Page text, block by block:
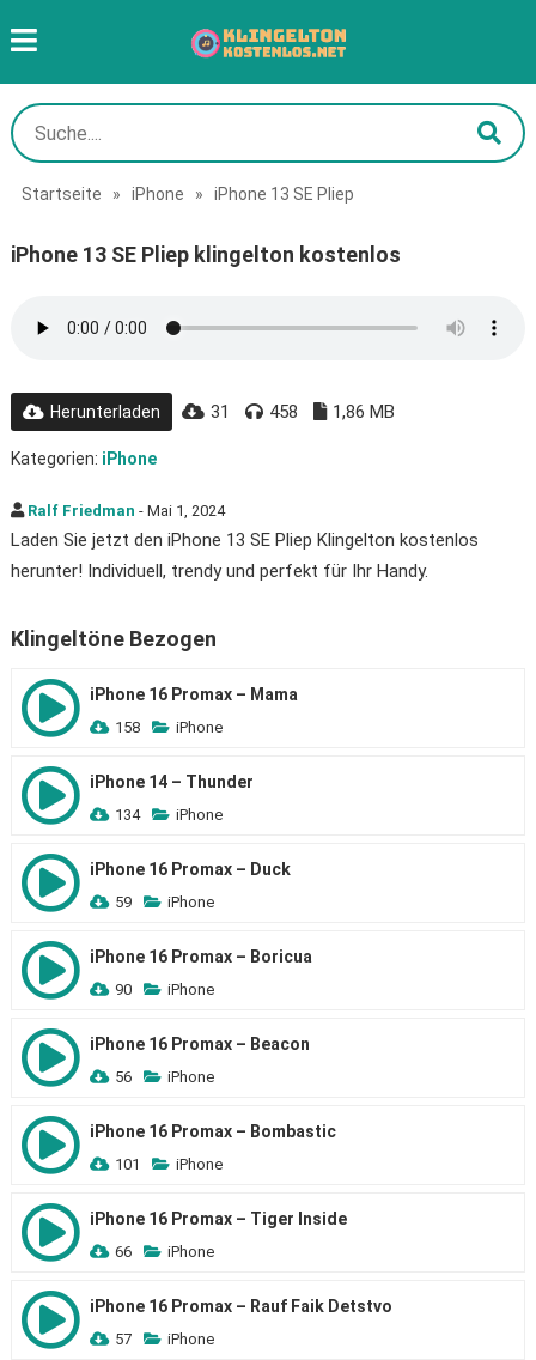
Startseite » iPhone » iPhone 13 SE Pliep
iPhone 13 SE Pliep klingelton kostenlos
Herunterladen 31 458 1,86 MB
Kategorien: iPhone
Ralf Friedman - Mai 1, 2024
Laden Sie jetzt den iPhone 13 SE Pliep Klingelton kostenlos
herunter! Individuell, trendy und perfekt für Ihr Handy.
Klingeltöne Bezogen
iPhone 16 Promax – Mama
158 iPhone
iPhone 14 – Thunder
134 iPhone
iPhone 16 Promax – Duck
59 iPhone
iPhone 16 Promax – Boricua
90 iPhone
iPhone 16 Promax – Beacon
56 iPhone
iPhone 16 Promax – Bombastic
101 iPhone
iPhone 16 Promax – Tiger Inside
66 iPhone
iPhone 16 Promax – Rauf Faik Detstvo
57 iPhone